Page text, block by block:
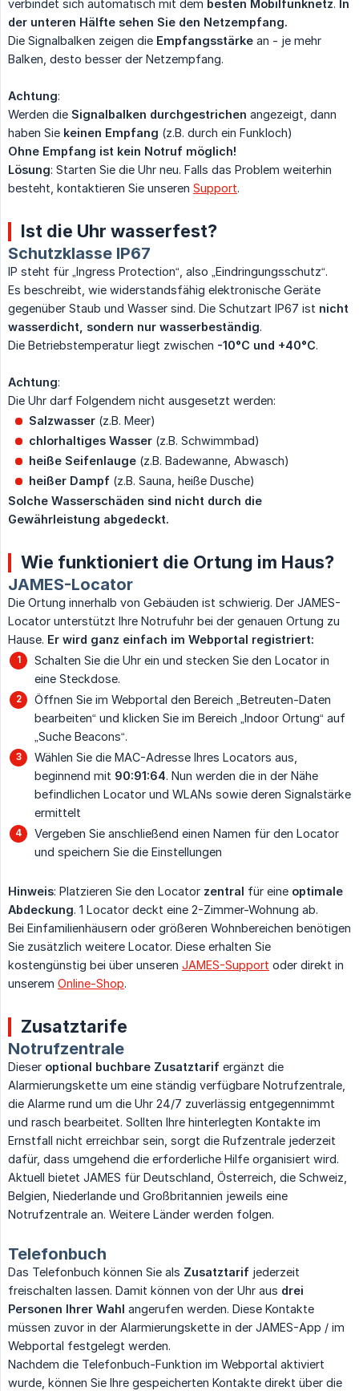
verbindet sich automatisch mit dem besten Mobilfunknetz. In
der unteren Hälfte sehen Sie den Netzempfang.
Die Signalbalken zeigen die Empfangsstärke an - je mehr
Balken, desto besser der Netzempfang.
Achtung:
Werden die Signalbalken durchgestrichen angezeigt, dann
haben Sie keinen Empfang (z.B. durch ein Funkloch)
Ohne Empfang ist kein Notruf möglich!
Lösung: Starten Sie die Uhr neu. Falls das Problem weiterhin
besteht, kontaktieren Sie unseren Support.
Ist die Uhr wasserfest?
Schutzklasse IP67
IP steht für „Ingress Protection“, also „Eindringungsschutz“.
Es beschreibt, wie widerstandsfähig elektronische Geräte
gegenüber Staub und Wasser sind. Die Schutzart IP67 ist nicht
wasserdicht, sondern nur wasserbeständig.
Die Betriebstemperatur liegt zwischen -10°C und +40°C.
Achtung:
Die Uhr darf Folgendem nicht ausgesetzt werden:
Salzwasser (z.B. Meer)
chlorhaltiges Wasser (z.B. Schwimmbad)
heiße Seifenlauge (z.B. Badewanne, Abwasch)
heißer Dampf (z.B. Sauna, heiße Dusche)
Solche Wasserschäden sind nicht durch die
Gewährleistung abgedeckt.
Wie funktioniert die Ortung im Haus?
JAMES-Locator
Die Ortung innerhalb von Gebäuden ist schwierig. Der JAMES-
Locator unterstützt Ihre Notrufuhr bei der genauen Ortung zu
Hause. Er wird ganz einfach im Webportal registriert:
Schalten Sie die Uhr ein und stecken Sie den Locator in
eine Steckdose.
Öffnen Sie im Webportal den Bereich „Betreuten-Daten
bearbeiten“ und klicken Sie im Bereich „Indoor Ortung“ auf
„Suche Beacons“.
Wählen Sie die MAC-Adresse Ihres Locators aus,
beginnend mit 90:91:64. Nun werden die in der Nähe
befindlichen Locator und WLANs sowie deren Signalstärke
ermittelt
Vergeben Sie anschließend einen Namen für den Locator
und speichern Sie die Einstellungen
Hinweis: Platzieren Sie den Locator zentral für eine optimale
Abdeckung. 1 Locator deckt eine 2-Zimmer-Wohnung ab.
Bei Einfamilienhäusern oder größeren Wohnbereichen benötigen
Sie zusätzlich weitere Locator. Diese erhalten Sie
kostengünstig bei über unseren JAMES-Support oder direkt in
unserem Online-Shop.
Zusatztarife
Notrufzentrale
Dieser optional buchbare Zusatztarif ergänzt die
Alarmierungskette um eine ständig verfügbare Notrufzentrale,
die Alarme rund um die Uhr 24/7 zuverlässig entgegennimmt
und rasch bearbeitet. Sollten Ihre hinterlegten Kontakte im
Ernstfall nicht erreichbar sein, sorgt die Rufzentrale jederzeit
dafür, dass umgehend die erforderliche Hilfe organisiert wird.
Aktuell bietet JAMES für Deutschland, Österreich, die Schweiz,
Belgien, Niederlande und Großbritannien jeweils eine
Notrufzentrale an. Weitere Länder werden folgen.
Telefonbuch
Das Telefonbuch können Sie als Zusatztarif jederzeit
freischalten lassen. Damit können von der Uhr aus drei
Personen Ihrer Wahl angerufen werden. Diese Kontakte
müssen zuvor in der Alarmierungskette in der JAMES-App / im
Webportal festgelegt werden.
Nachdem die Telefonbuch-Funktion im Webportal aktiviert
wurde, können Sie Ihre gespeicherten Kontakte direkt über die